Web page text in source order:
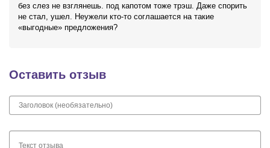
без слез не взглянешь. под капотом тоже трэш. Даже спорить
не стал, ушел. Неужели кто-то соглашается на такие
«выгодные» предложения?
Оставить отзыв